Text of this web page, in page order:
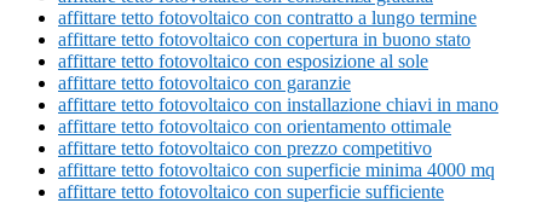
affittare tetto fotovoltaico con contratto a lungo termine
affittare tetto fotovoltaico con copertura in buono stato
affittare tetto fotovoltaico con esposizione al sole
affittare tetto fotovoltaico con garanzie
affittare tetto fotovoltaico con installazione chiavi in mano
affittare tetto fotovoltaico con orientamento ottimale
affittare tetto fotovoltaico con prezzo competitivo
affittare tetto fotovoltaico con superficie minima 4000 mq
affittare tetto fotovoltaico con superficie sufficiente